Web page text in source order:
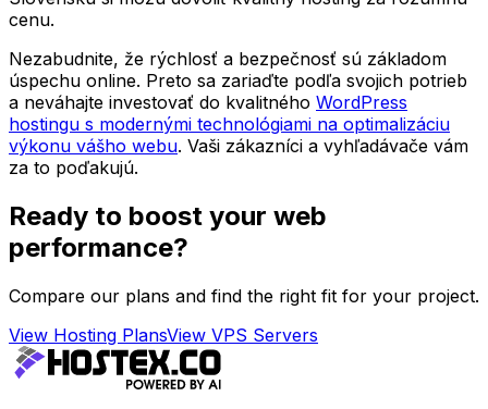
cenu.
Nezabudnite, že rýchlosť a bezpečnosť sú základom
úspechu online. Preto sa zariaďte podľa svojich potrieb
a neváhajte investovať do kvalitného WordPress
hostingu s modernými technológiami na optimalizáciu
výkonu vášho webu. Vaši zákazníci a vyhľadávače vám
za to poďakujú.
Ready to boost your web
performance?
Compare our plans and find the right fit for your project.
View Hosting PlansView VPS Servers